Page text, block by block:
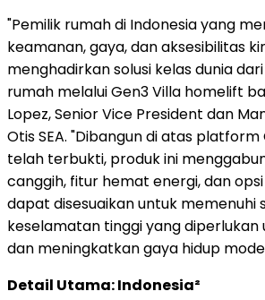
"Pemilik rumah di Indonesia yang
keamanan, gaya, dan aksesibilitas
menghadirkan solusi kelas dunia
rumah melalui Gen3 Villa homelift
Lopez, Senior Vice President dan
Otis SEA. "Dibangun di atas
telah terbukti, produk ini
canggih, fitur hemat energi, dan
dapat disesuaikan untuk memenuhi
keselamatan tinggi yang
dan meningkatkan gaya hidup
Detail Utama: Indonesia²